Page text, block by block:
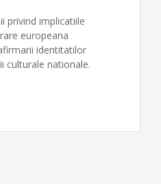
privind implicatiile
europeana
identitatilor
culturale nationale.